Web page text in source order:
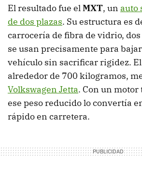
El resultado fue elMXT, un auto
de dos plazas. Su estructura es
carrocería de fibra de vidrio,
se usan precisamente para
vehículo sin sacrificar rigidez. El
alrededor de 700 kilogramos,
Volkswagen Jetta. Con un motor
ese peso reducido lo convertía
rápido en carretera.